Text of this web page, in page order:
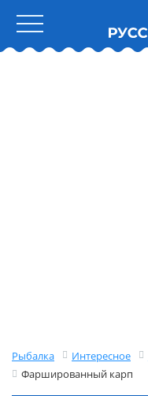
Рыбалка Интересное
Фаршированный карп